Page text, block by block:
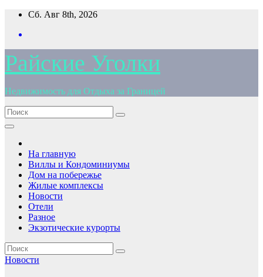
Перейти
содержимому
Сб. Авг 8th, 2026
Райские Уголки
Недвижимость для Отдыха за Границей
На главную
Виллы и Кондоминиумы
Дом на побережье
Жилые комплексы
Новости
Отели
Разное
Экзотические курорты
Новости